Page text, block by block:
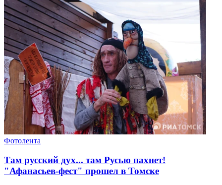
Фотолента
Там русский дух... там Русью пахнет!
"Афанасьев-фест" прошел в Томске